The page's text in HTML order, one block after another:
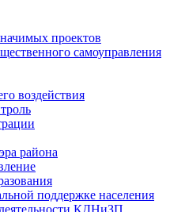
проектов
самоуправления
воздействия
района
поддержке населения
КДНиЗП